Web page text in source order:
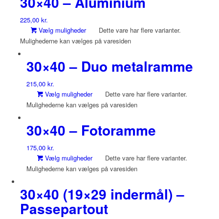
225,00 kr.
Vælg muligheder
Dette vare har flere varianter.
Mulighederne kan vælges på varesiden
30×40 – Duo metalramme
215,00 kr.
Vælg muligheder
Dette vare har flere varianter.
Mulighederne kan vælges på varesiden
30×40 – Fotoramme
175,00 kr.
Vælg muligheder
Dette vare har flere varianter.
Mulighederne kan vælges på varesiden
30×40 (19×29 indermål) –
Passepartout